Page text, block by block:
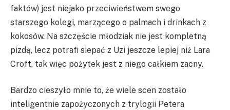
faktów) jest niejako przeciwieństwem swego
starszego kolegi, marzącego o palmach i drinkach z
kokosów. Na szczęście młodziak nie jest kompletną
pizdą, lecz potrafi siepać z Uzi jeszcze lepiej niż Lara
Croft, tak więc pożytek jest z niego całkiem zacny.
Bardzo cieszyło mnie to, że wiele scen zostało
inteligentnie zapożyczonych z trylogii Petera